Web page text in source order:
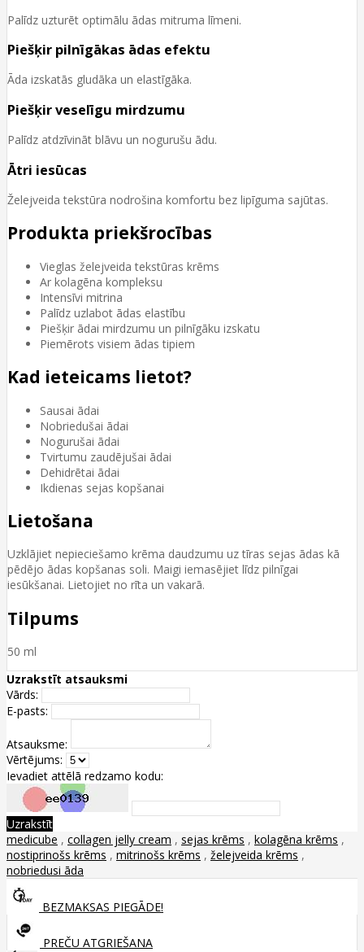
Palīdz uzturēt optimālu ādas mitruma līmeni.
Piešķir pilnīgākas ādas efektu
Āda izskatās gludāka un elastīgāka.
Piešķir veselīgu mirdzumu
Palīdz atdzīvināt blāvu un nogurušu ādu.
Ātri iesūcas
Želejveida tekstūra nodrošina komfortu bez lipīguma sajūtas.
Produkta priekšrocības
Vieglas želejveida tekstūras krēms
Ar kolagēna kompleksu
Intensīvi mitrina
Palīdz uzlabot ādas elastību
Piešķir ādai mirdzumu un pilnīgāku izskatu
Piemērots visiem ādas tipiem
Kad ieteicams lietot?
Sausai ādai
Nobriedušai ādai
Nogurušai ādai
Tvirtumu zaudējušai ādai
Dehidrētai ādai
Ikdienas sejas kopšanai
Lietošana
Uzklājiet nepieciešamo krēma daudzumu uz tīras sejas ādas kā
pēdējo ādas kopšanas soli. Maigi iemasējiet līdz pilnīgai
iesūkšanai. Lietojiet no rīta un vakarā.
Tilpums
50 ml
Uzrakstīt atsauksmi
Vārds:
E-pasts:
Atsauksme:
Vērtējums:
Ievadiet attēlā redzamo kodu:
Uzrakstīt
medicube , collagen jelly cream , sejas krēms , kolagēna krēms ,
nostiprinošs krēms , mitrinošs krēms , želejveida krēms ,
nobriedusi āda
BEZMAKSAS PIEGĀDE!
PREČU ATGRIEŠANA